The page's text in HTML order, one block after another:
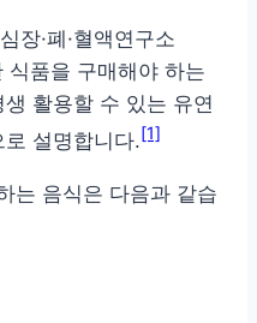
장·폐·혈액연구소
식품을 구매해야 하는
활용할 수 있는 유연
설명합니다.[1]
는 음식은 다음과 같습